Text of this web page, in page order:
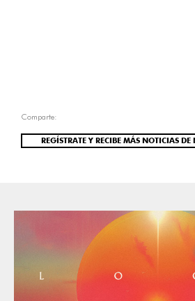
Comparte:
REGÍSTRATE Y RECIBE MÁS NOTICIAS DE